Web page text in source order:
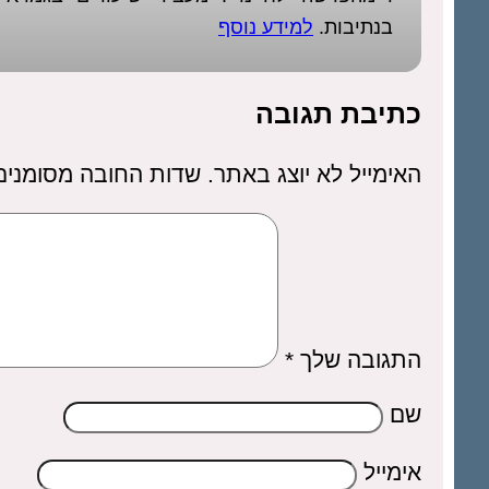
בנתיבות. למידע נוסף
כתיבת תגובה
האימייל לא יוצג באתר. שדות החובה
התגובה שלך *
שם
אימייל